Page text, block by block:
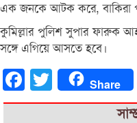
এক জনকে আটক করে, বাকিরা
কুমিল্লার পুলিশ সুপার ফারুক
সঙ্গে এগিয়ে আসতে হবে।
FacebookTwitter Share